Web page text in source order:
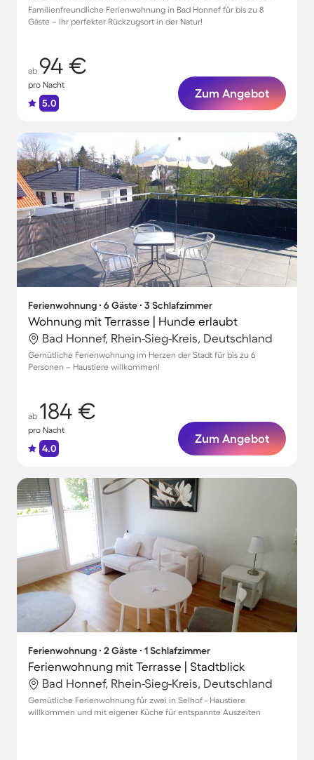
Familienfreundliche Ferienwohnung in Bad Honnef für bis zu 8
Gäste – Ihr perfekter Rückzugsort in der Natur!
ab 94 €
pro Nacht
5.0
Zum Angebot
Ferienwohnung ∙ 6 Gäste ∙ 3 Schlafzimmer
Wohnung mit Terrasse | Hunde erlaubt
Bad Honnef, Rhein-Sieg-Kreis, Deutschland
Gemütliche Ferienwohnung im Herzen der Stadt für bis zu 6
Personen – Haustiere willkommen!
ab 184 €
pro Nacht
4.0
Zum Angebot
Ferienwohnung ∙ 2 Gäste ∙ 1 Schlafzimmer
Ferienwohnung mit Terrasse | Stadtblick
Bad Honnef, Rhein-Sieg-Kreis, Deutschland
Gemütliche Ferienwohnung für zwei in Selhof - Haustiere
willkommen und mit eigener Küche für entspannte Auszeiten